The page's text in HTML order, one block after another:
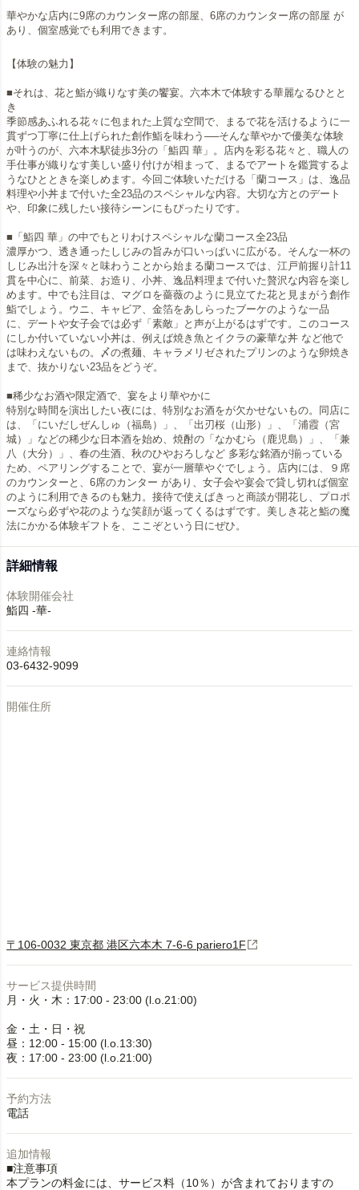
華やかな店内に9席のカウンター席の部屋、6席のカウンター席の部屋 が
あり、個室感覚でも利用できます。
【体験の魅力】
■それは、花と鮨が織りなす美の饗宴。六本木で体験する華麗なるひとと
き
季節感あふれる花々に包まれた上質な空間で、まるで花を活けるように一
貫ずつ丁寧に仕上げられた創作鮨を味わう──そんな華やかで優美な体験
が叶うのが、六本木駅徒歩3分の「鮨四 華」。店内を彩る花々と、職人の
手仕事が織りなす美しい盛り付けが相まって、まるでアートを鑑賞するよ
うなひとときを楽しめます。今回ご体験いただける「蘭コース」は、逸品
料理や小丼まで付いた全23品のスペシャルな内容。大切な方とのデート
や、印象に残したい接待シーンにもぴったりです。
■「鮨四 華」の中でもとりわけスペシャルな蘭コース全23品
濃厚かつ、透き通ったしじみの旨みが口いっぱいに広がる。そんな一杯の
しじみ出汁を深々と味わうことから始まる蘭コースでは、江戸前握り計11
貫を中心に、前菜、お造り、小丼、逸品料理まで付いた贅沢な内容を楽し
めます。中でも注目は、マグロを薔薇のように見立てた花と見まがう創作
鮨でしょう。ウニ、キャビア、金箔をあしらったブーケのような一品
に、デートや女子会では必ず「素敵」と声が上がるはずです。このコース
にしか付いていない小丼は、例えば焼き魚とイクラの豪華な丼 など他で
は味わえないもの。〆の煮麺、キャラメリゼされたプリンのような卵焼き
まで、抜かりない23品をどうぞ。
■稀少なお酒や限定酒で、宴をより華やかに
特別な時間を演出したい夜には、特別なお酒をが欠かせないもの。同店に
は、「にいだしぜんしゅ（福島）」、「出刃桜（山形）」、「浦霞（宮
城）」などの稀少な日本酒を始め、焼酎の「なかむら（鹿児島）」、「兼
八（大分）」、春の生酒、秋のひやおろしなど 多彩な銘酒が揃っている
ため、ペアリングすることで、宴が一層華やぐでしょう。店内には、９席
のカウンターと、6席のカンター があり、女子会や宴会で貸し切れば個室
のように利用できるのも魅力。接待で使えばきっと商談が開花し、プロポ
ーズなら必ずや花のような笑顔が返ってくるはずです。美しき花と鮨の魔
法にかかる体験ギフトを、ここぞという日にぜひ。
詳細情報
体験開催会社
鮨四 -華-
連絡情報
03-6432-9099
開催住所
〒106-0032 東京都 港区六本木 7-6-6 pariero1F
サービス提供時間
月・火・木：17:00 - 23:00 (l.o.21:00)
金・土・日・祝
昼：12:00 - 15:00 (l.o.13:30)
夜：17:00 - 23:00 (l.o.21:00)
予約方法
電話
追加情報
■注意事項
本プランの料金には、サービス料（10％）が含まれておりますの